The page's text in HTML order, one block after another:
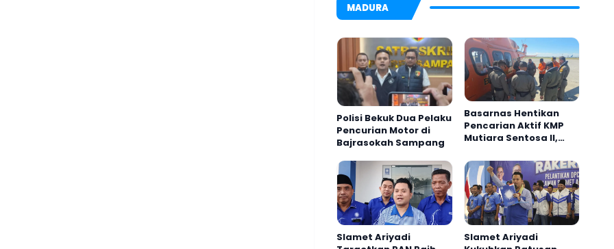
MADURA
Polisi Bekuk Dua Pelaku
Pencurian Motor di
Bajrasokah Sampang
Basarnas Hentikan
Pencarian Aktif KMP
Mutiara Sentosa II,
Hilang
Slamet Ariyadi
Slamet Ariyadi